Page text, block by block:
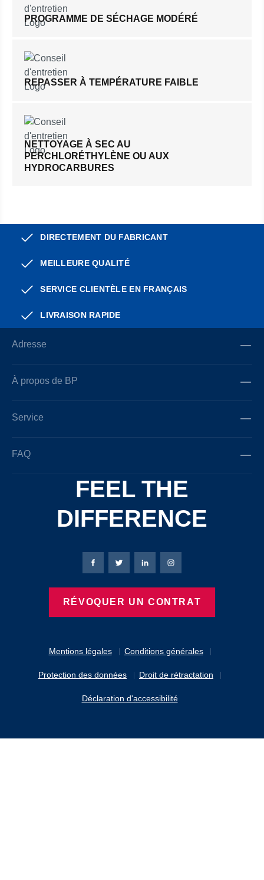
PROGRAMME DE SÉCHAGE MODÉRÉ
REPASSER À TEMPÉRATURE FAIBLE
NETTOYAGE À SEC AU
PERCHLORÉTHYLÈNE OU AUX
HYDROCARBURES
DIRECTEMENT DU FABRICANT
MEILLEURE QUALITÉ
SERVICE CLIENTÈLE EN FRANÇAIS
LIVRAISON RAPIDE
Adresse
À propos de BP
Service
FAQ
FEEL THE
DIFFERENCE
Mentions légales Conditions générales
Protection des données Droit de rétractation
Déclaration d'accessibilité
Page Facebook de Bierbaum-Proenen
Page X de Bierbaum-Proenen
Page LinkedIn de
Page Instagram de
RÉVOQUER UN CONTRAT